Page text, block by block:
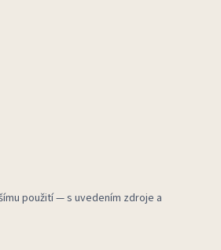
použití — s uvedením zdroje a